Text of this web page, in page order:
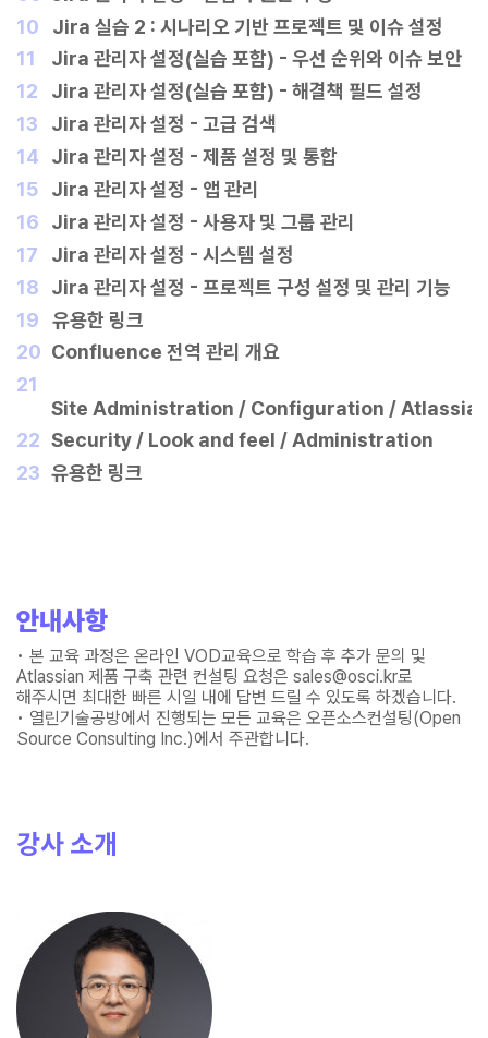
10
Jira 실습 2 : 시나리오 기반 프로젝트 및 이슈 설정
11
Jira 관리자 설정(실습 포함) - 우선 순위와 이슈 보안
12
Jira 관리자 설정(실습 포함) - 해결책 필드 설정
13
	Jira 관리자 설정 - 고급 검색
14
	Jira 관리자 설정 - 제품 설정 및 통합
15
	Jira 관리자 설정 - 앱 관리
16
	Jira 관리자 설정 - 사용자 및 그룹 관리
17
	Jira 관리자 설정 - 시스템 설정
18
	Jira 관리자 설정 - 프로젝트 구성 설정 및 관리 기능
19
유용한 링크
20 Confluence 전역 관리 개요
21
Site Administration / Configuration /
22 Security / Look and feel / Administration
23 유용한 링크
안내사항
• 본 교육 과정은 온라인 VOD교육으로 학습 후 추가 문의 및
Atlassian 제품 구축 관련 컨설팅 요청은 sales@osci.kr로
해주시면 최대한 빠른 시일 내에 답변 드릴 수 있도록 하겠습니다.
• 열린기술공방에서 진행되는 모든 교육은 오픈소스컨설팅(Open
Source Consulting Inc.)에서 주관합니다.
강사 소개